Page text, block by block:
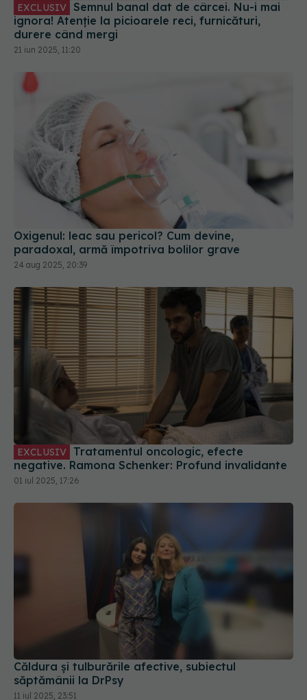
EXCLUSIV
ignora! Atenție la picioarele reci, furnicături,
durere când mergi
21 iun 2025, 11:20
Oxigenul: leac sau pericol? Cum devine,
paradoxal, armă împotriva bolilor grave
24 aug 2025, 20:39
EXCLUSIV
negative. Ramona Schenker: Profund invalidante
01 iul 2025, 17:26
Căldura și tulburările afective, subiectul
săptămânii la DrPsy
11 iul 2025, 23:51